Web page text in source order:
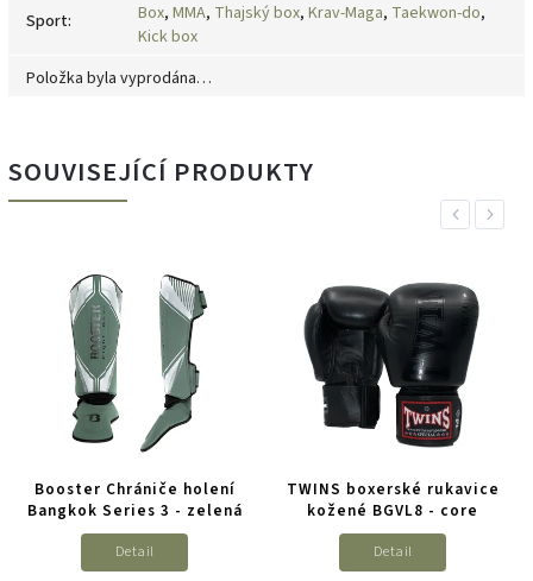
Sport: Box, MMA, Thajský box, Krav-Maga, Taekwon-do,
Kick box
Položka byla vyprodána…
SOUVISEJÍCÍ PRODUKTY
Previous
Booster Chrániče holení
Bangkok Series 3 - zelená
Detail
TWINS boxerské rukavice
kožené BGVL8 - core
Detail
Next